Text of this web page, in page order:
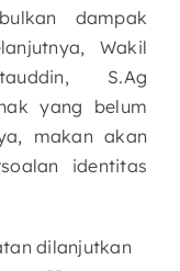
dampak
Wakil
S.Ag
yang belum
makan akan
identitas
dilanjutkan